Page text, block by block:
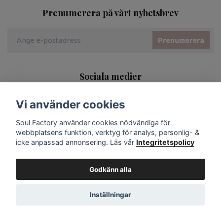
Prenumerera på vårt nyhetsbrev
Prenumerera
Sociala medier
© 2026 Soul Factory
Vi använder cookies
Soul Factory använder cookies nödvändiga för
webbplatsens funktion, verktyg för analys, personlig- &
icke anpassad annonsering. Läs vår Integritetspolicy
Godkänn alla
Inställningar